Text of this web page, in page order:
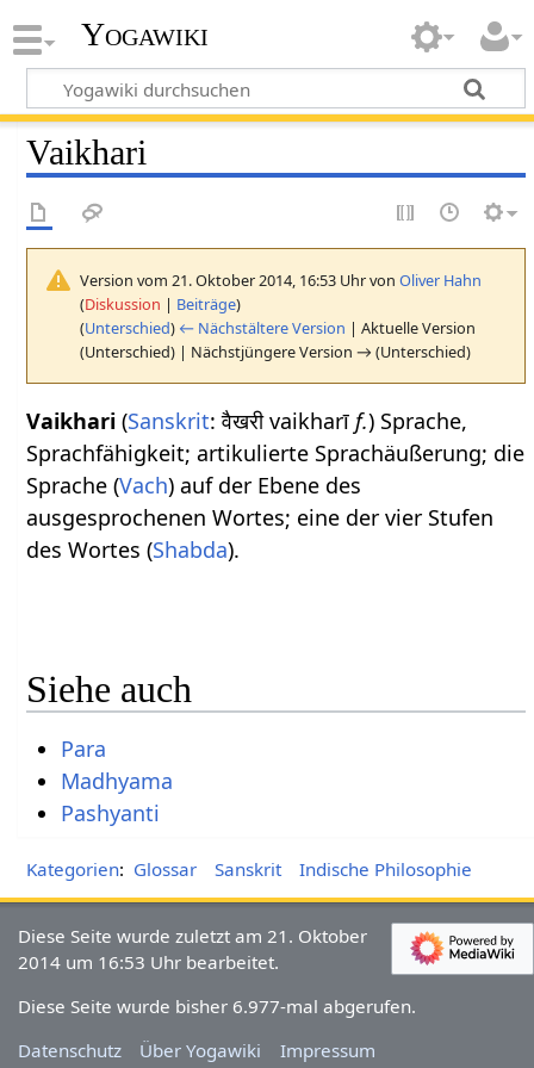
Yogawiki
Vaikhari
Version vom 21. Oktober 2014, 16:53 Uhr vonOliver Hahn
(Diskussion | Beiträge)
(Unterschied) ← Nächstältere Version | Aktuelle Version
(Unterschied) | Nächstjüngere Version → (Unterschied)
Vaikhari (Sanskrit: वैखरी vaikharīf.) Sprache,
Sprachfähigkeit; artikulierte Sprachäußerung; die
Sprache (Vach) auf der Ebene des
ausgesprochenen Wortes; eine der vier Stufen
des Wortes (Shabda).
Siehe auch
Para
Madhyama
Pashyanti
Kategorien: Glossar Sanskrit Indische Philosophie
Diese Seite wurde zuletzt am 21. Oktober
2014 um 16:53 Uhr bearbeitet.
Diese Seite wurde bisher 6.977-mal abgerufen.
Datenschutz
Über Yogawiki Impressum